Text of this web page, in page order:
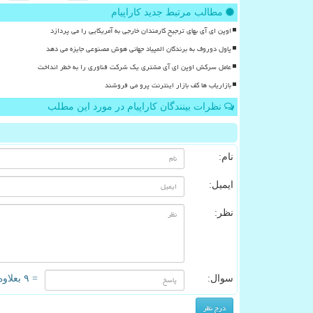
مطالب مرتبط جدید کاراپیام
اوپن ای آی بهای ترجیح کارمندان خارجی به آمریکایی را می پردازد
پاول دوروف به برندگان المپیاد جهانی هوش مصنوعی جایزه می دهد
عامل سرکش اوپن ای آی مشتری یک شرکت فناوری را به خطر انداخت
بازاریاب ها کف بازار اینترنت پرو می فروشند
نظرات بینندگان کاراپیام در مورد این مطلب
نام:
ایمیل:
نظر:
سوال: = ۹ بعلاوه ۴